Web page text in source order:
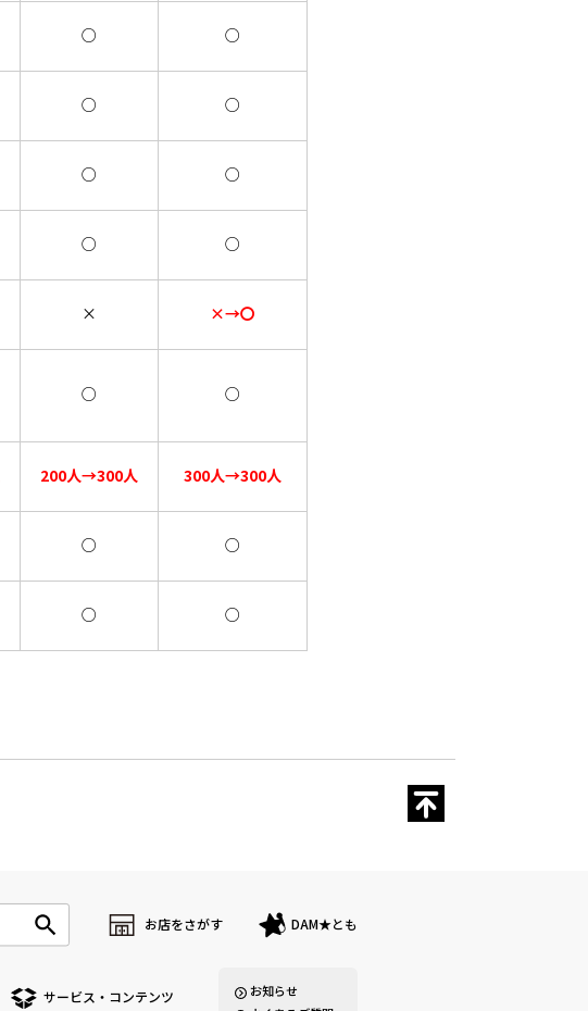
○ ○
○ ○
○ ○
○ ○
× ×→〇
○ ○
200人→300人 300人→300人
○ ○
○ ○
お店をさがす DAM★とも
サービス・コンテンツ
お知らせ